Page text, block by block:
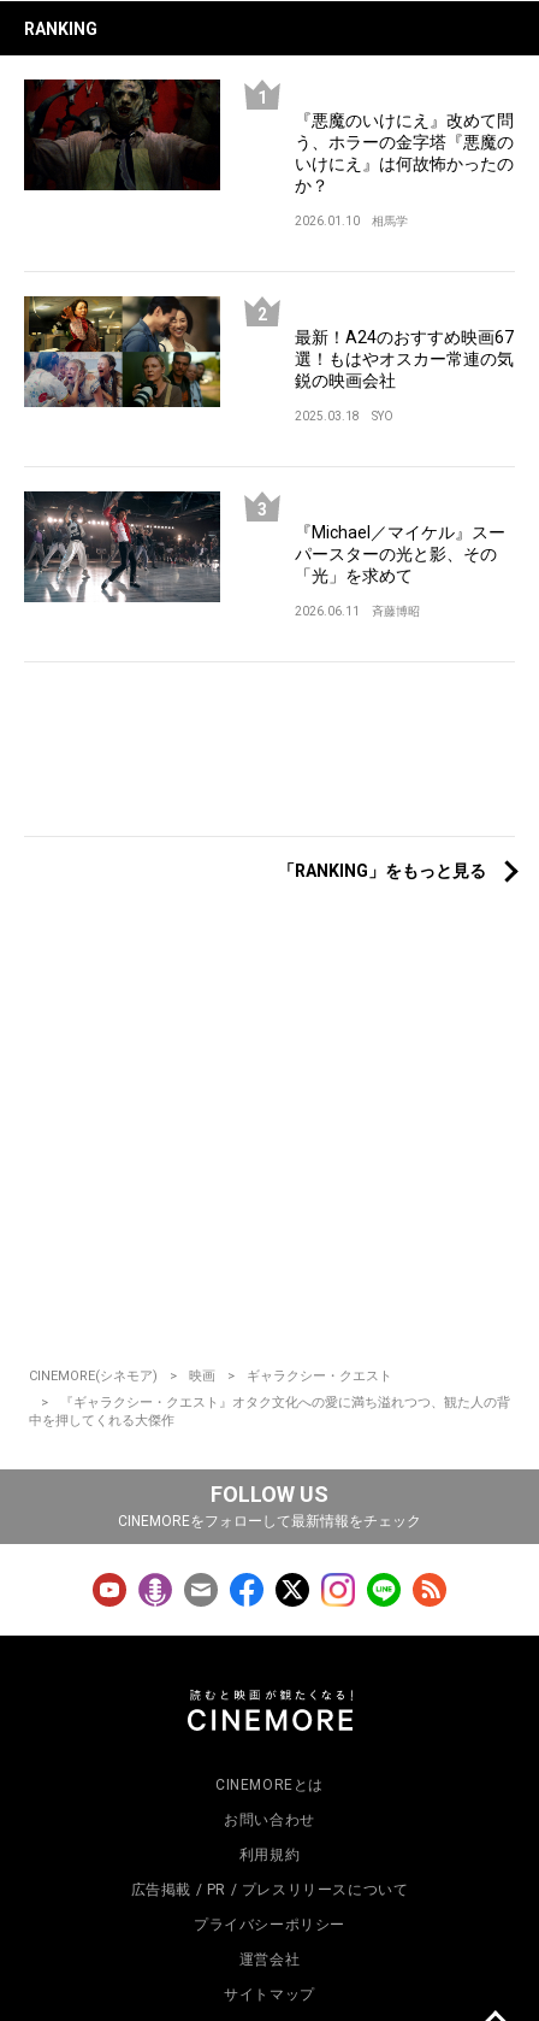
RANKING
『悪魔のいけにえ』改めて問
う、ホラーの金字塔『悪魔の
いけにえ』は何故怖かったの
か？
2026.01.10 相馬学
最新！A24のおすすめ映画67
選！もはやオスカー常連の気
鋭の映画会社
2025.03.18 SYO
『Michael／マイケル』スー
パースターの光と影、その
「光」を求めて
2026.06.11 斉藤博昭
「RANKING」をもっと見る
CINEMORE(シネモア) 映画
ギャラクシー・クエスト
『ギャラクシー・クエスト』オタク文化への愛に満ち溢れつつ、観た人の背
中を押してくれる大傑作
FOLLOW US
CINEMOREをフォローして最新情報をチェック
CINEMOREとは
お問い合わせ
利用規約
広告掲載 / PR / プレスリリースについて
プライバシーポリシー
運営会社
サイトマップ